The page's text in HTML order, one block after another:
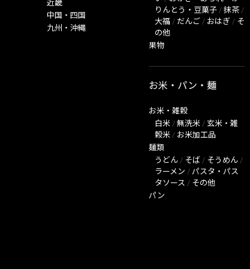
近畿
中国・四国
九州・沖縄
りんとう・豆菓子 / 抹茶 /
大福 / だんご / おはぎ / そ
の他
果物
お米・パン・麺
お米・雑穀
白米 / 無洗米 / 玄米・雑
穀米 / お米加工品
麺類
うどん / そば / そうめん /
ラーメン / パスタ・パス
タソース / その他
パン